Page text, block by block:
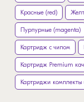
Красные (red)
Пурпурные (magenta)
Картридж с чипом
Картридж Premium
Картриджи комплекты